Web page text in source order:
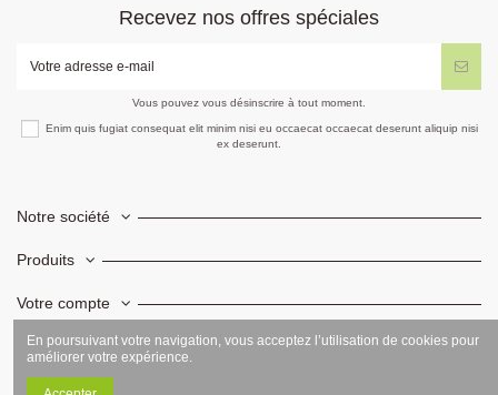
Recevez nos offres spéciales
Vous pouvez vous désinscrire à tout moment.
Enim quis fugiat consequat elit minim nisi eu occaecat occaecat deserunt aliquip nisi
ex deserunt.
Notre société
Produits
Votre compte
Informations
En poursuivant votre navigation, vous acceptez l’utilisation de cookies pour
améliorer votre expérience.